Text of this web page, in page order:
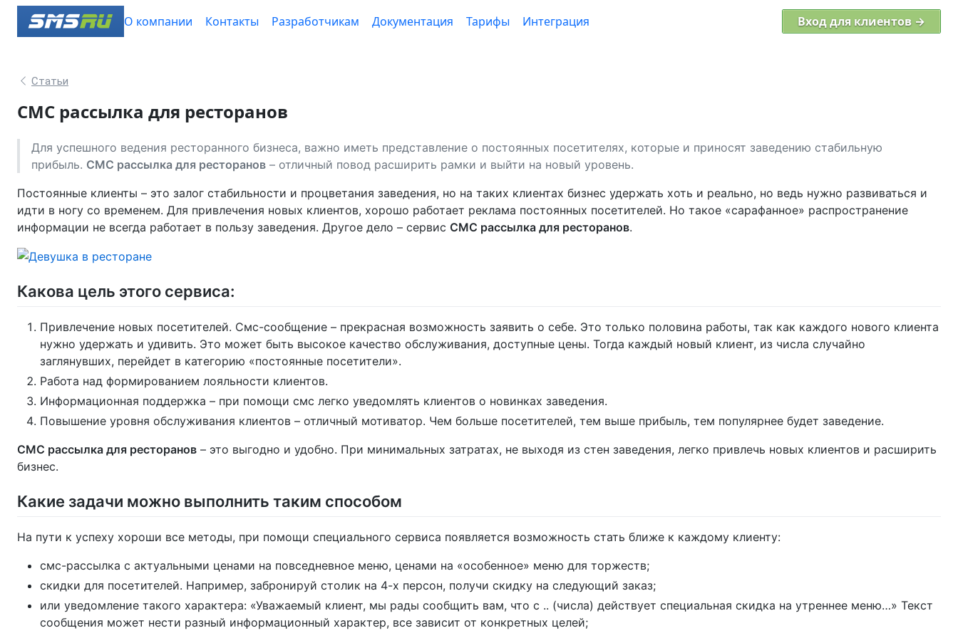
О компании Контакты Разработчикам Документация Тарифы Интеграция Вход для клиентов →
Статьи
СМС рассылка для ресторанов
Для успешного ведения ресторанного бизнеса, важно иметь представление о постоянных посетителях, которые и приносят заведению стабильную
прибыль. СМС рассылка для ресторанов – отличный повод расширить рамки и выйти на новый уровень.
Постоянные клиенты – это залог стабильности и процветания заведения, но на таких клиентах бизнес удержать хоть и реально, но ведь нужно развиваться и
идти в ногу со временем. Для привлечения новых клиентов, хорошо работает реклама постоянных посетителей. Но такое «сарафанное» распространение
информации не всегда работает в пользу заведения. Другое дело – сервис СМС рассылка для ресторанов.
Какова цель этого сервиса:
Привлечение новых посетителей. Смс-сообщение – прекрасная возможность заявить о себе. Это только половина работы, так как каждого нового клиента
нужно удержать и удивить. Это может быть высокое качество обслуживания, доступные цены. Тогда каждый новый клиент, из числа случайно
заглянувших, перейдет в категорию «постоянные посетители».
Работа над формированием лояльности клиентов.
Информационная поддержка – при помощи смс легко уведомлять клиентов о новинках заведения.
Повышение уровня обслуживания клиентов – отличный мотиватор. Чем больше посетителей, тем выше прибыль, тем популярнее будет заведение.
СМС рассылка для ресторанов – это выгодно и удобно. При минимальных затратах, не выходя из стен заведения, легко привлечь новых клиентов и расширить
бизнес.
Какие задачи можно выполнить таким способом
На пути к успеху хороши все методы, при помощи специального сервиса появляется возможность стать ближе к каждому клиенту:
смс-рассылка с актуальными ценами на повседневное меню, ценами на «особенное» меню для торжеств;
скидки для посетителей. Например, забронируй столик на 4-х персон, получи скидку на следующий заказ;
или уведомление такого характера: «Уважаемый клиент, мы рады сообщить вам, что с .. (числа) действует специальная скидка на утреннее меню…» Текст
сообщения может нести разный информационный характер, все зависит от конкретных целей;